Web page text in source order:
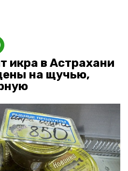
икра в Астрахани
на щучью,